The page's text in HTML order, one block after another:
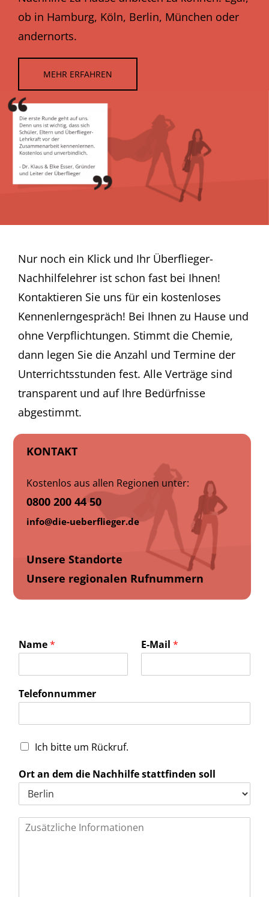
ob in Hamburg, Köln, Berlin, München oder
andernorts.
MEHR ERFAHREN
Nur noch ein Klick und Ihr Überflieger-
Nachhilfelehrer ist schon fast bei Ihnen!
Kontaktieren Sie uns für ein kostenloses
Kennenlerngespräch! Bei Ihnen zu Hause und
ohne Verpflichtungen. Stimmt die Chemie,
dann legen Sie die Anzahl und Termine der
Unterrichtsstunden fest. Alle Verträge sind
transparent und auf Ihre Bedürfnisse
abgestimmt.
KONTAKT
Kostenlos aus allen Regionen unter:
0800 200 44 50
info@die-ueberflieger.de
Unsere Standorte
Unsere regionalen Rufnummern
Name* E-Mail *
Telefonnummer
Ich bitte um Rückruf.
Ort an dem die Nachhilfe stattfinden soll